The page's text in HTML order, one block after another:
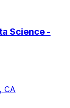
Science -
CA